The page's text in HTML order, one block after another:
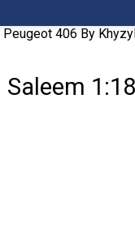
Peugeot 406 By